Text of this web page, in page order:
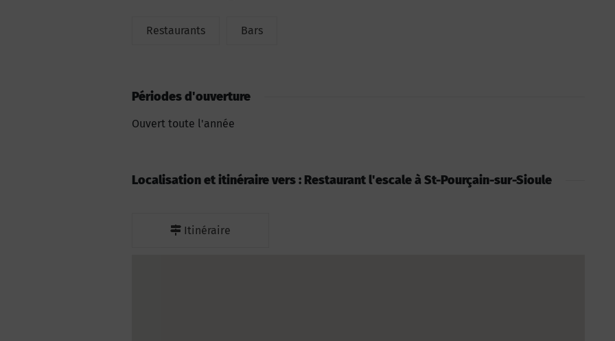
Restaurants Bars
Périodes d'ouverture
Ouvert toute l'année
Localisation et itinéraire vers : Restaurant l'escale à St-Pourçain-sur-Sioule
Itinéraire